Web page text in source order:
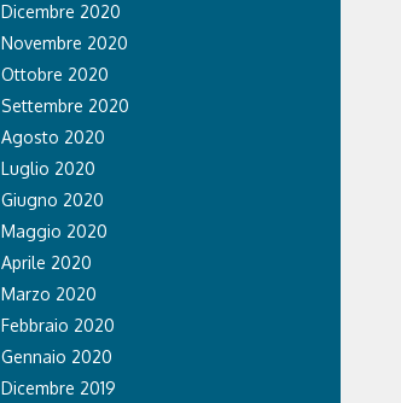
Dicembre 2020
Novembre 2020
Ottobre 2020
Settembre 2020
Agosto 2020
Luglio 2020
Giugno 2020
Maggio 2020
Aprile 2020
Marzo 2020
Febbraio 2020
Gennaio 2020
Dicembre 2019